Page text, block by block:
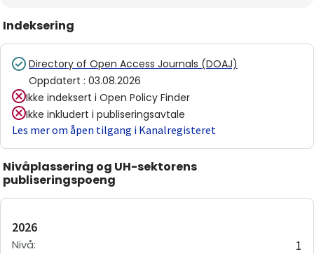
Indeksering
Directory of Open Access Journals (DOAJ)
Oppdatert : 03.08.2026
Ikke indeksert i Open Policy Finder
Ikke inkludert i publiseringsavtale
Les mer om åpen tilgang i Kanalregisteret
Nivåplassering og UH-sektorens
publiseringspoeng
2026
Nivå: 1